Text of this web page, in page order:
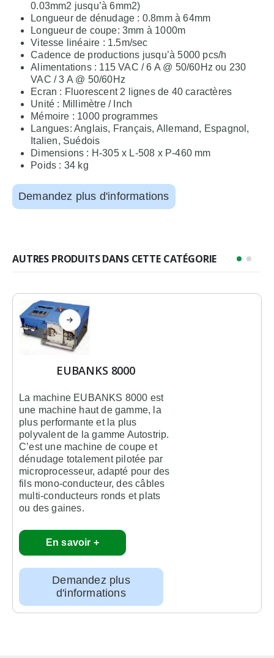
0.03mm2 jusqu’à 6mm2)
Longueur de dénudage : 0.8mm à 64mm
Longueur de coupe: 3mm à 1000m
Vitesse linéaire : 1.5m/sec
Cadence de productions jusqu’à 5000 pcs/h
Alimentations : 115 VAC / 6 A @ 50/60Hz ou 230
VAC / 3 A @ 50/60Hz
Ecran : Fluorescent 2 lignes de 40 caractères
Unité : Millimètre / Inch
Mémoire : 1000 programmes
Langues: Anglais, Français, Allemand, Espagnol,
Italien, Suédois
Dimensions : H-305 x L-508 x P-460 mm
Poids : 34 kg
Demandez plus d'informations
AUTRES PRODUITS DANS CETTE CATÉGORIE
EUBANKS 8000
La machine EUBANKS 8000 est
une machine haut de gamme, la
plus performante et la plus
polyvalent de la gamme Autostrip.
C’est une machine de coupe et
dénudage totalement pilotée par
microprocesseur, adapté pour des
fils mono-conducteur, des câbles
multi-conducteurs ronds et plats
ou des gaines.
En savoir +
Demandez plus
d'informations